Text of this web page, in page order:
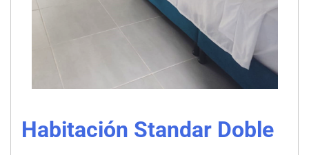
Habitación Standar Doble